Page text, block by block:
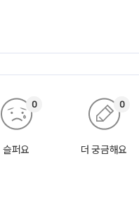
슬퍼요
0
더 궁금해요
0